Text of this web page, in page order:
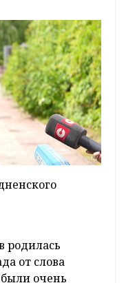
родилась
от слова
очень